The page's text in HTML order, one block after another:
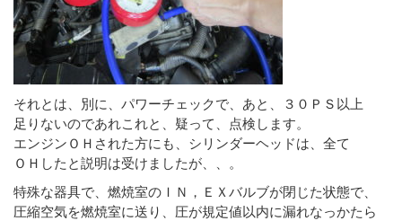
それとは、別に、パワーチェックで、あと、３０ＰＳ以上
足りないのであれこれと、疑って、点検します。
エンジンＯＨされた方にも、シリンダーヘッドは、全て
ＯＨしたと説明は受けましたが、、。
特殊な器具で、燃焼室のＩＮ，ＥＸバルブが閉じた状態で、
圧縮空気を燃焼室に送り、圧が規定値以内に漏れなっかたら